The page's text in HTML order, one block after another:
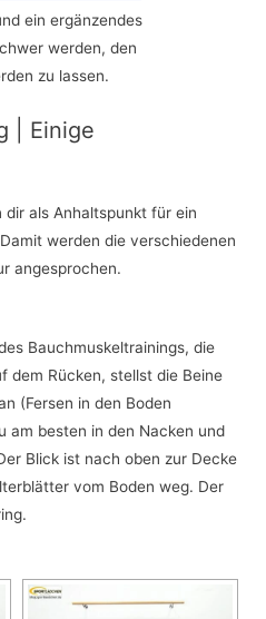
ein ergänzendes
werden, den
zu lassen.
| Einige
dir als Anhaltspunkt für ein
werden die verschiedenen
angesprochen.
Bauchmuskeltrainings, die
dem Rücken, stellst die Beine
(Fersen in den Boden
am besten in den Nacken und
Blick ist nach oben zur Decke
vom Boden weg. Der